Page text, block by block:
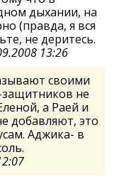
дыхании, на
(правда, я вся
не деритесь.
13:26
своими
не
а Раей и
добавляют, это
Аджика- в